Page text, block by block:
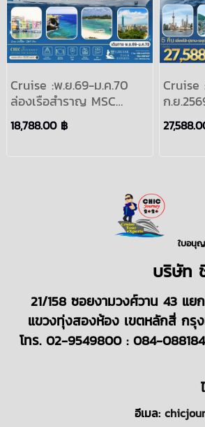
Cruise :พ.ย.69-ม.ค.70
ล่องเรือสำราญ MSC
Bellissima เที่ยวญี่ปุ่น
ไต้หวัน 4 คืน จี่หลง(คีลุง)
TAIWAN JAPAN MSC
18,788.00 ฿
Cruise
ก.ย
ล่องเรื
เซี่ยงไ
ASIA
ใบอนุ
บริษัท
21/158 ซอยงามวงศ์วาน 43 แย
แขวงทุ่งสองห้อง เขตหลักสี่ กรุ
โทร. 02-9549800 : 084-
อีเมล: